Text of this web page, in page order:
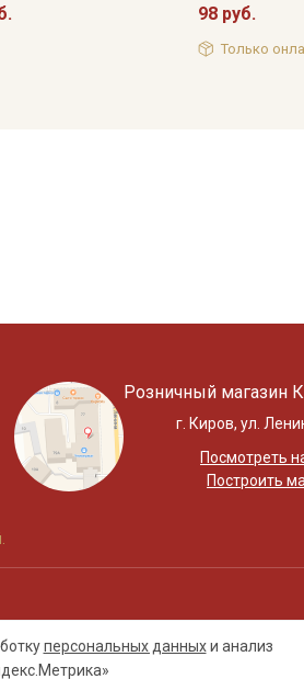
98 руб.
Только
персональных данныхи анализ
Розничный магазин
г. Киров, ул.
Посмотреть
Построить